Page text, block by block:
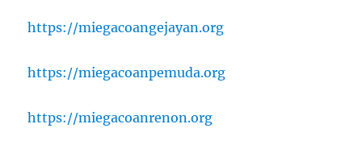
https://miegacoangejayan.org
https://miegacoanpemuda.org
https://miegacoanrenon.org